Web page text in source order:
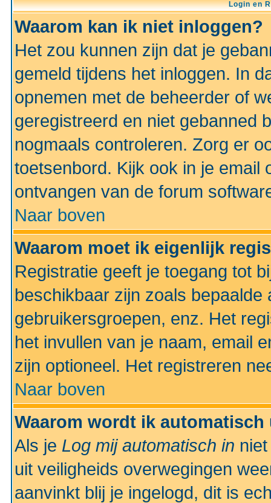
Login en
Waarom kan ik niet inloggen?
Het zou kunnen zijn dat je
gemeld tijdens het inloggen. In
opnemen met de beheerder of
geregistreerd en niet gebanned
nogmaals controleren. Zorg er
toetsenbord. Kijk ook in je email
ontvangen van de forum
Naar boven
Waarom moet ik eigenlijk
Registratie geeft je toegang tot
beschikbaar zijn zoals
gebruikersgroepen, enz. Het
het invullen van je naam, email
zijn optioneel. Het registreren
Naar boven
Waarom wordt ik
Als je Log mij automatisch in
uit veiligheids overwegingen
aanvinkt blij je ingelogd, dit is